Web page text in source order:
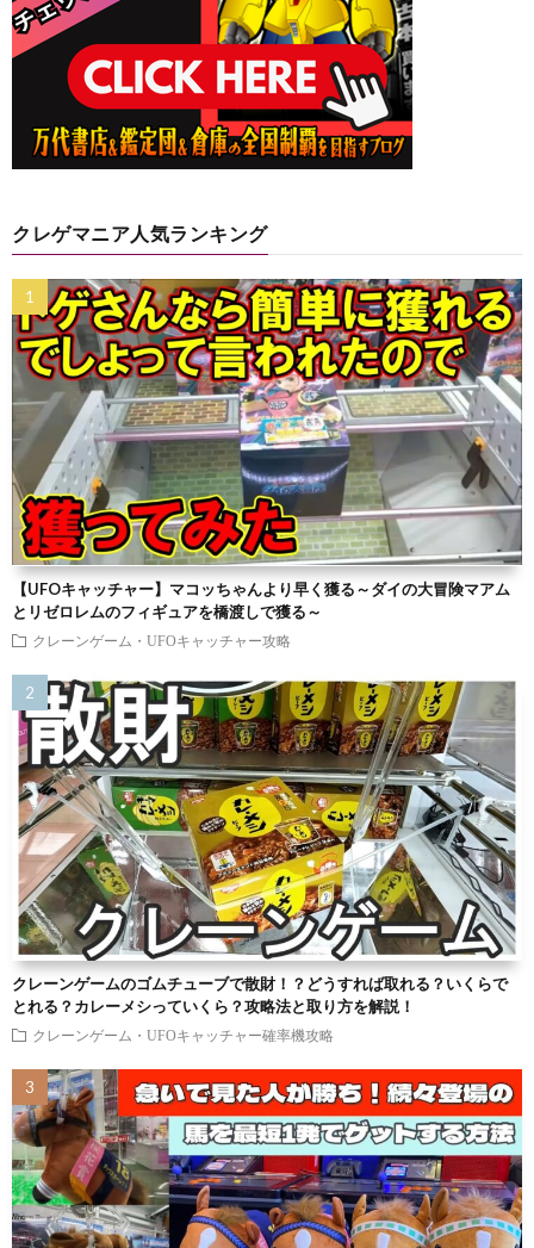
クレゲマニア人気ランキング
【UFOキャッチャー】マコッちゃんより早く獲る～ダイの大冒険マアム
とリゼロレムのフィギュアを橋渡しで獲る～
クレーンゲーム・UFOキャッチャー攻略
クレーンゲームのゴムチューブで散財！？どうすれば取れる？いくらで
とれる？カレーメシっていくら？攻略法と取り方を解説！
クレーンゲーム・UFOキャッチャー確率機攻略